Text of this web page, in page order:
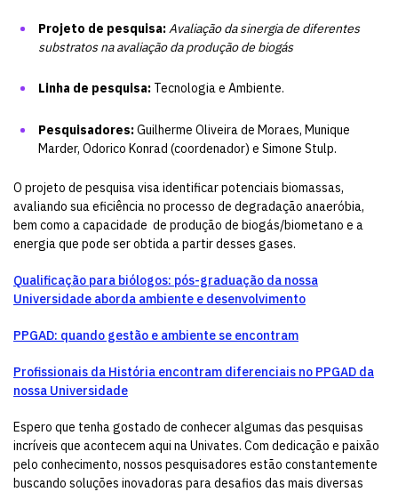
Projeto de pesquisa: Avaliação da sinergia de diferentes
substratos na avaliação da produção de biogás
Linha de pesquisa: Tecnologia e Ambiente.
Pesquisadores:Guilherme Oliveira de Moraes, Munique
Marder, Odorico Konrad (coordenador) e Simone Stulp.
O projeto de pesquisa visa identificar potenciais biomassas,
avaliando sua eficiência no processo de degradação anaeróbia,
bem como a capacidade de produção de biogás/biometano e a
energia que pode ser obtida a partir desses gases.
Qualificação para biólogos: pós-graduação da nossa
Universidade aborda ambiente e desenvolvimento
PPGAD: quando gestão e ambiente se encontram
Profissionais da História encontram diferenciais no PPGAD da
nossa Universidade
Espero que tenha gostado de conhecer algumas das pesquisas
incríveis que acontecem aqui na Univates. Com dedicação e paixão
pelo conhecimento, nossos pesquisadores estão constantemente
buscando soluções inovadoras para desafios das mais diversas